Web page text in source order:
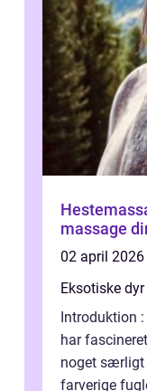
massage
02 april 2026
Eksotiske dyr
Introduktion
har
noget særligt
farverige